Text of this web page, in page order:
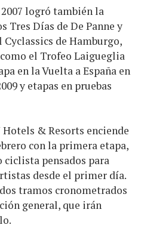
logró también la
Tres Días de De Panne y
de Hamburgo,
el Trofeo Laigueglia
en la Vuelta a España en
y etapas en pruebas
Hotels & Resorts enciende
con la primera etapa,
pensados para
desde el primer día.
tramos cronometrados
general, que irán